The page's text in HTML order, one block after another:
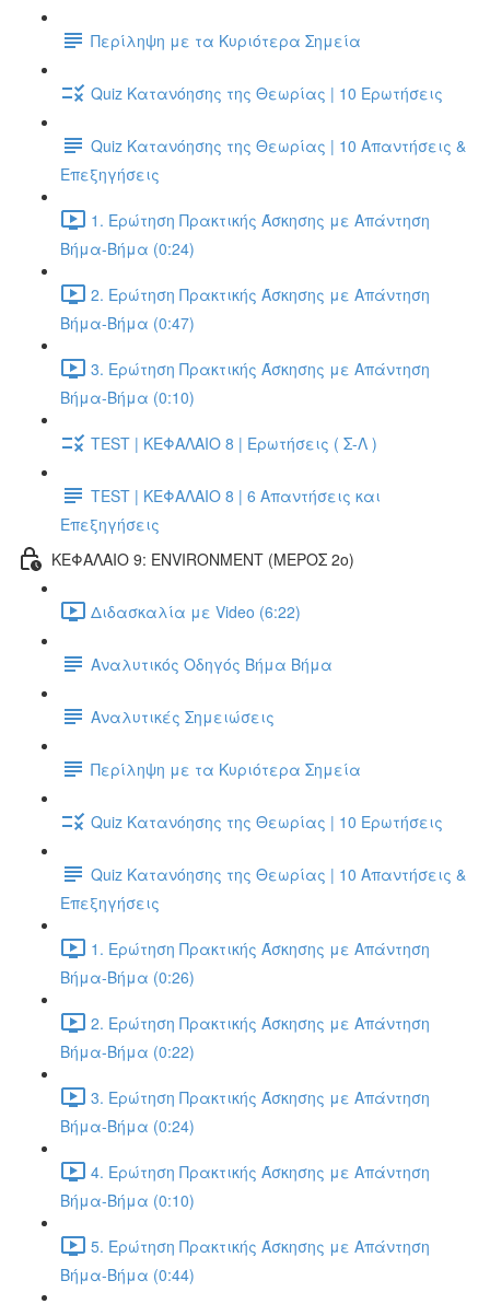
Περίληψη με τα Κυριότερα Σημεία
Quiz Κατανόησης της Θεωρίας | 10 Ερωτήσεις
Quiz Κατανόησης της Θεωρίας | 10 Απαντήσεις &
Επεξηγήσεις
1. Ερώτηση Πρακτικής Άσκησης με Απάντηση
Βήμα-Βήμα (0:24)
2. Ερώτηση Πρακτικής Άσκησης με Απάντηση
Βήμα-Βήμα (0:47)
3. Ερώτηση Πρακτικής Άσκησης με Απάντηση
Βήμα-Βήμα (0:10)
TEST | ΚΕΦΑΛΑΙΟ 8 | Ερωτήσεις ( Σ-Λ )
TEST | ΚΕΦΑΛΑΙΟ 8 | 6 Απαντήσεις και
Επεξηγήσεις
ΚΕΦΑΛΑΙΟ 9: ENVIRONMENT (ΜΕΡΟΣ 2o)
Διδασκαλία με Video (6:22)
Αναλυτικός Οδηγός Βήμα Βήμα
Αναλυτικές Σημειώσεις
Περίληψη με τα Κυριότερα Σημεία
Quiz Κατανόησης της Θεωρίας | 10 Ερωτήσεις
Quiz Κατανόησης της Θεωρίας | 10 Απαντήσεις &
Επεξηγήσεις
1. Ερώτηση Πρακτικής Άσκησης με Απάντηση
Βήμα-Βήμα (0:26)
2. Ερώτηση Πρακτικής Άσκησης με Απάντηση
Βήμα-Βήμα (0:22)
3. Ερώτηση Πρακτικής Άσκησης με Απάντηση
Βήμα-Βήμα (0:24)
4. Ερώτηση Πρακτικής Άσκησης με Απάντηση
Βήμα-Βήμα (0:10)
5. Ερώτηση Πρακτικής Άσκησης με Απάντηση
Βήμα-Βήμα (0:44)